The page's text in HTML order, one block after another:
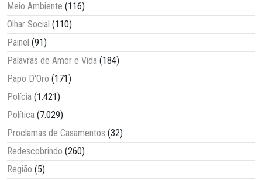
Meio Ambiente (116)
Olhar Social (110)
Painel (91)
Palavras de Amor e Vida (184)
Papo D'Oro (171)
Polícia (1.421)
Política (7.029)
Proclamas de Casamentos (32)
Redescobrindo (260)
Região (5)